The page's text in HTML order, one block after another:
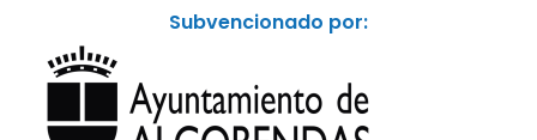
Subvencionado por: